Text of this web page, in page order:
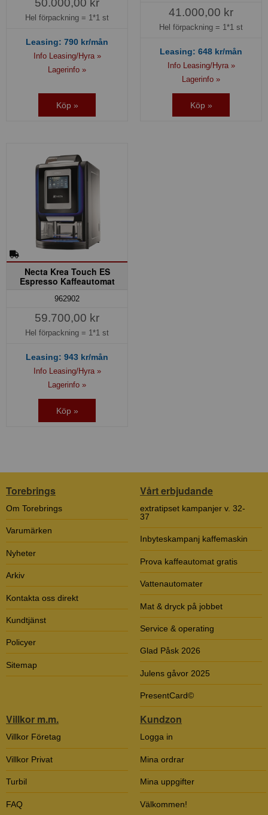
50.000,00 kr
Hel förpackning = 1*1 st
Leasing: 790 kr/mån
Info Leasing/Hyra »
Lagerinfo »
Köp »
41.000,00 kr
Hel förpackning = 1*1 st
Leasing: 648 kr/mån
Info Leasing/Hyra »
Lagerinfo »
Köp »
Necta Krea Touch ES
Espresso Kaffeautomat
962902
59.700,00 kr
Hel förpackning = 1*1 st
Leasing: 943 kr/mån
Info Leasing/Hyra »
Lagerinfo »
Köp »
Torebrings
Om Torebrings
Varumärken
Nyheter
Arkiv
Kontakta oss direkt
Kundtjänst
Policyer
Sitemap
Vårt erbjudande
extratipset kampanjer v. 32-
37
Inbyteskampanj kaffemaskin
Prova kaffeautomat gratis
Vattenautomater
Mat & dryck på jobbet
Service & operating
Glad Påsk 2026
Julens gåvor 2025
PresentCard©
Villkor m.m.
Villkor Företag
Villkor Privat
Turbil
FAQ
Kundzon
Logga in
Mina ordrar
Mina uppgifter
Välkommen!